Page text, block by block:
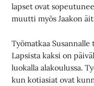
lapset ovat
muutti myös Jaakon
Työmatkaa
Lapsista kaksi on
luokalla alakoulussa.
kun kotiasiat ovat